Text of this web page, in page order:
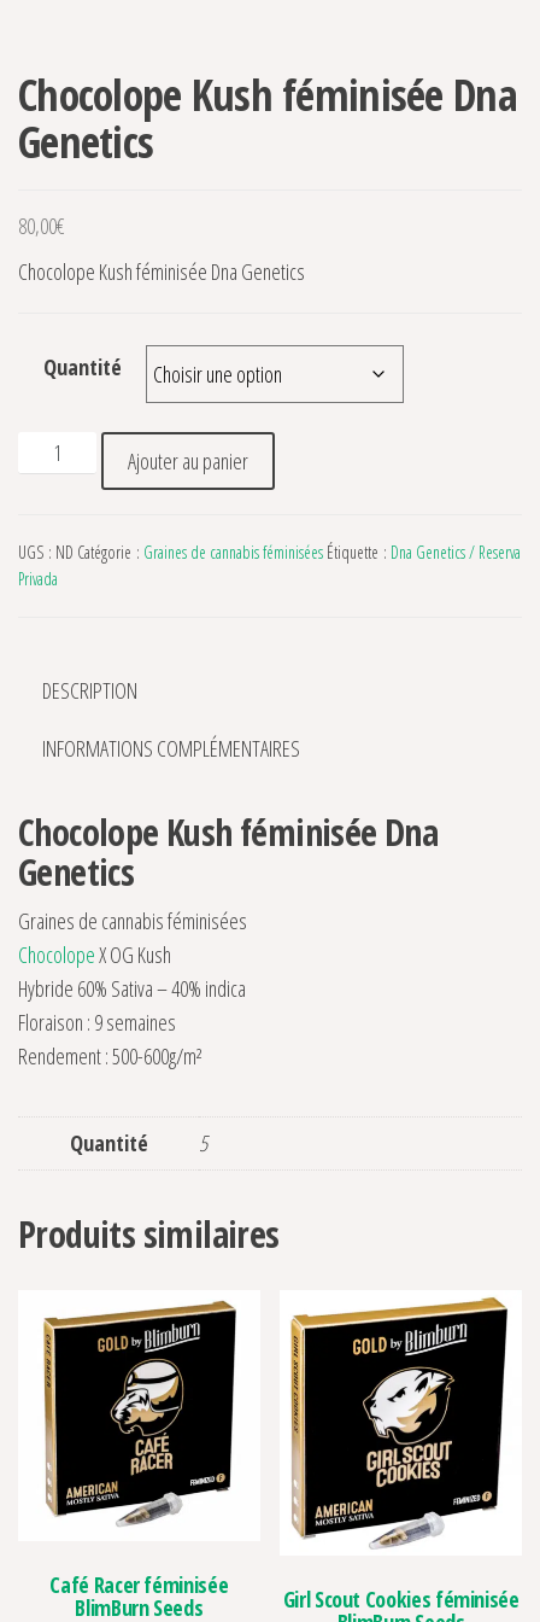
Chocolope Kush féminisée Dna
Genetics
80,00€
Chocolope Kush féminisée Dna Genetics
Quantité
quantité de Chocolope Kush féminisée Dna Genetics
Ajouter au panier
UGS : ND Catégorie : Graines de cannabis féminisées Étiquette : Dna Genetics / Reserva
Privada
DESCRIPTION
INFORMATIONS COMPLÉMENTAIRES
Chocolope Kush féminisée Dna
Genetics
Graines de cannabis féminisées
ChocolopeX OG Kush
Hybride 60% Sativa – 40% indica
Floraison : 9 semaines
Rendement : 500-600g/m²
Quantité 5
Produits similaires
Café Racer féminisée
BlimBurn Seeds Girl Scout Cookies féminisée